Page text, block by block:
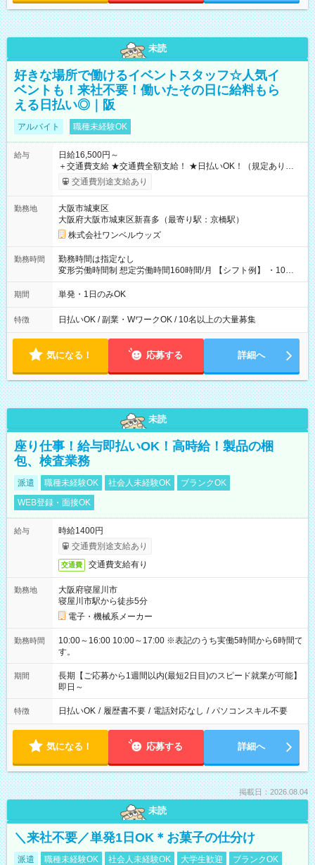
未読
好きな場所で働けるイベントスタッフ☆人気イ
ベントも！来社不要！働いたその日に給料もら
える日払い◎｜阪
アルバイト 職種未経験OK
給与
日給16,500円～
＋交通費支給 ★交通費全額支給！ ★日払いOK！（規定あり） ┗
働いたその日に現金GET♪ お仕事後はコンビニATMから 日払
交通費別途支給あり
勤務地
大阪市城東区
大阪府大阪市城東区新喜多（最寄り駅：京橋駅）
株式会社ワンベルウッズ
勤務時間
勤務時間は指定なし
変形労働時間制 想定労働時間160時間/月 【シフト例】 ・10：
00～20：00
期間 単発・1日のみOK
特徴 日払いOK / 副業・WワークOK / 10名以上の大量募集
気になる！ 応募する 詳細へ
未読
座り仕事！給与即払いOK！高時給！製品の梱
包、検査業務
派遣 職種未経験OK 社会人未経験OK
ブランクOK
WEB登録・面接OK
給与
時給1400円
交通費別途支給あり
交通費 交通費支給有り
勤務地
大阪府寝屋川市
寝屋川市駅から徒歩5分
電子・機械系メーカー
勤務時間
10:00～16:00 10:00～17:00 ※表記のうち実働5時間から6時間で
す。
期間
長期【ご応募から1週間以内(最短2日目)のスピード就業が可能】
即日～
特徴 日払いOK / 履歴書不要 / 電話対応なし / パソコンスキル不要
気になる！ 応募する 詳細へ
掲載日：2026.08.04
未読
＼来社不要／単発1日OK＊お菓子の仕分け
派遣 職種未経験OK 社会人未経験OK 大学生歓迎
ブランクOK